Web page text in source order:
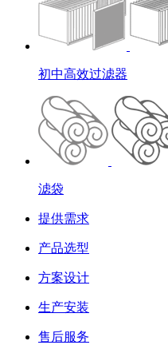
初中高效过滤器
滤袋
提供需求
产品选型
方案设计
生产安装
售后服务